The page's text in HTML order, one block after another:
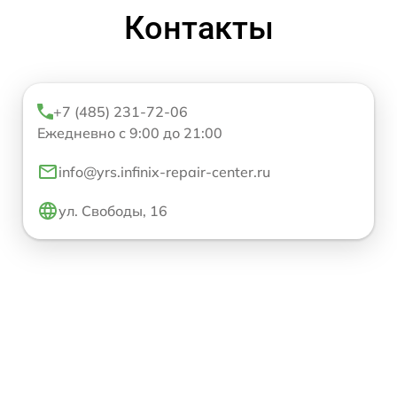
Контакты
+7 (485) 231-72-06
Ежедневно с 9:00 до 21:00
info@yrs.infinix-repair-center.ru
ул. Свободы, 16